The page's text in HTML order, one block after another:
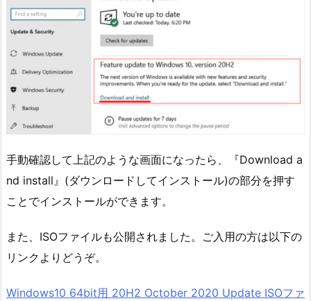
手動確認して上記のような画面になったら、『Download a
nd install』(ダウンロードしてインストール)の部分を押す
ことでインストールができます。
また、ISOファイルも公開されました。ご入用の方は以下の
リンクよりどうぞ。
Windows10 64bit用 20H2 October 2020 Update ISOファ